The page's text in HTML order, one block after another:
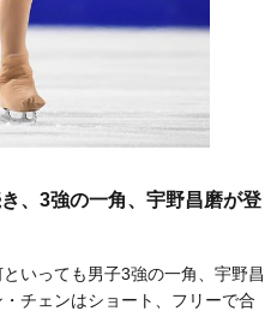
、3強の一角、宇野昌磨が登
いっても男子3強の一角、宇野昌
チェンはショート、フリーで合